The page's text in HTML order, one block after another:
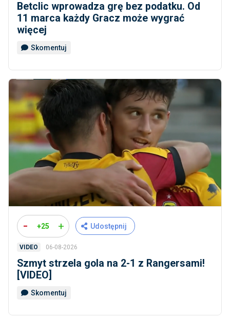
Betclic wprowadza grę bez podatku. Od
11 marca każdy Gracz może wygrać
więcej
Skomentuj
- +25 + Udostępnij
VIDEO 06-08-2026
Szmyt strzela gola na 2-1 z Rangersami!
[VIDEO]
Skomentuj